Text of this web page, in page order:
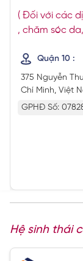
( Đối với các
, chăm sóc
Quận 10 :
375 Nguyễn
Chí Minh, Việt
GPHĐ Số:
Hệ sinh thái